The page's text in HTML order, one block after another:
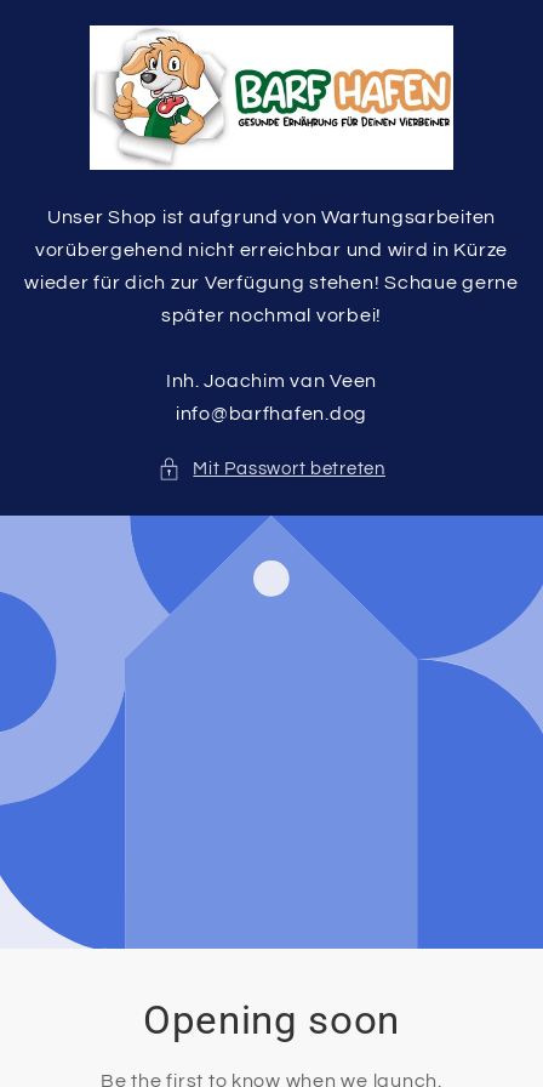
Unser Shop ist aufgrund von Wartungsarbeiten
vorübergehend nicht erreichbar und wird in Kürze
wieder für dich zur Verfügung stehen! Schaue gerne
später nochmal vorbei!
Inh. Joachim van Veen
info@barfhafen.dog
Mit Passwort betreten
Opening soon
Be the first to know when we launch.